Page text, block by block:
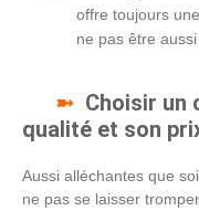
offre toujours
ne pas être
Choisir un
qualité et son
Aussi alléchantes que
ne pas se laisser